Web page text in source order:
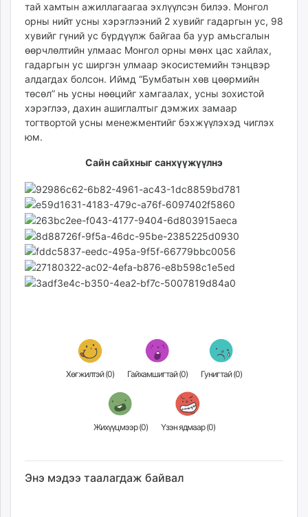
тай хамтын ажиллагаагаа эхлүүлсэн билээ. Монгол
орны нийт усны хэрэглээний 2 хувийг гадаргын ус, 98
хувийг гүний ус бүрдүүлж байгаа ба уур амьсгалын
өөрчлөлтийн улмаас Монгол орны мөнх цас хайлах,
гадаргын ус ширгэн улмаар экосистемийн тэнцвэр
алдагдах болсон. Иймд “Бумбатын хөв цөөрмийн
төсөл” нь усны нөөцийг хамгаалах, усны зохистой
хэрэглээ, дахин ашиглалтыг дэмжих замаар
тогтвортой усны менежментийг бэхжүүлэхэд чиглэх
юм.
Сайн сайхныг санхүүжүүлнэ
Хөгжилтэй (0) Гайхамшигтай (0) Гунигтай (0)
Жихүүцмээр (0) Үзэн ядмаар (0)
Энэ мэдээ таалагдаж байвал